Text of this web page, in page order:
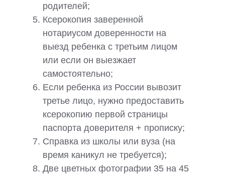
родителей;
Ксерокопия заверенной
нотариусом доверенности на
выезд ребенка с третьим лицом
или если он выезжает
самостоятельно;
Если ребенка из России вывозит
третье лицо, нужно предоставить
ксерокопию первой страницы
паспорта доверителя + прописку;
Справка из школы или вуза (на
время каникул не требуется);
Две цветных фотографии 35 на 45